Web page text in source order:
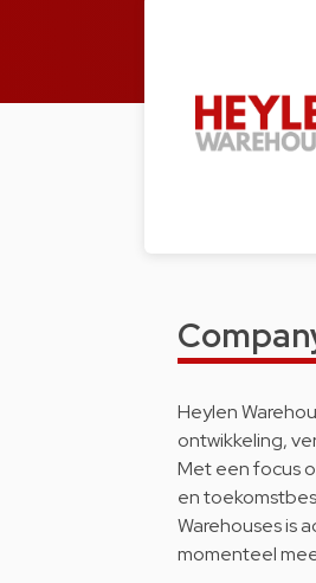
Heylen
ontwikkeling,
Met een focus
en
Warehouses is
momenteel